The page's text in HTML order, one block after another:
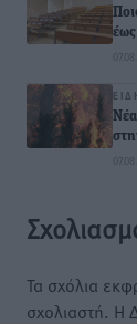
Τα σχόλια
σχολιαστή. Η